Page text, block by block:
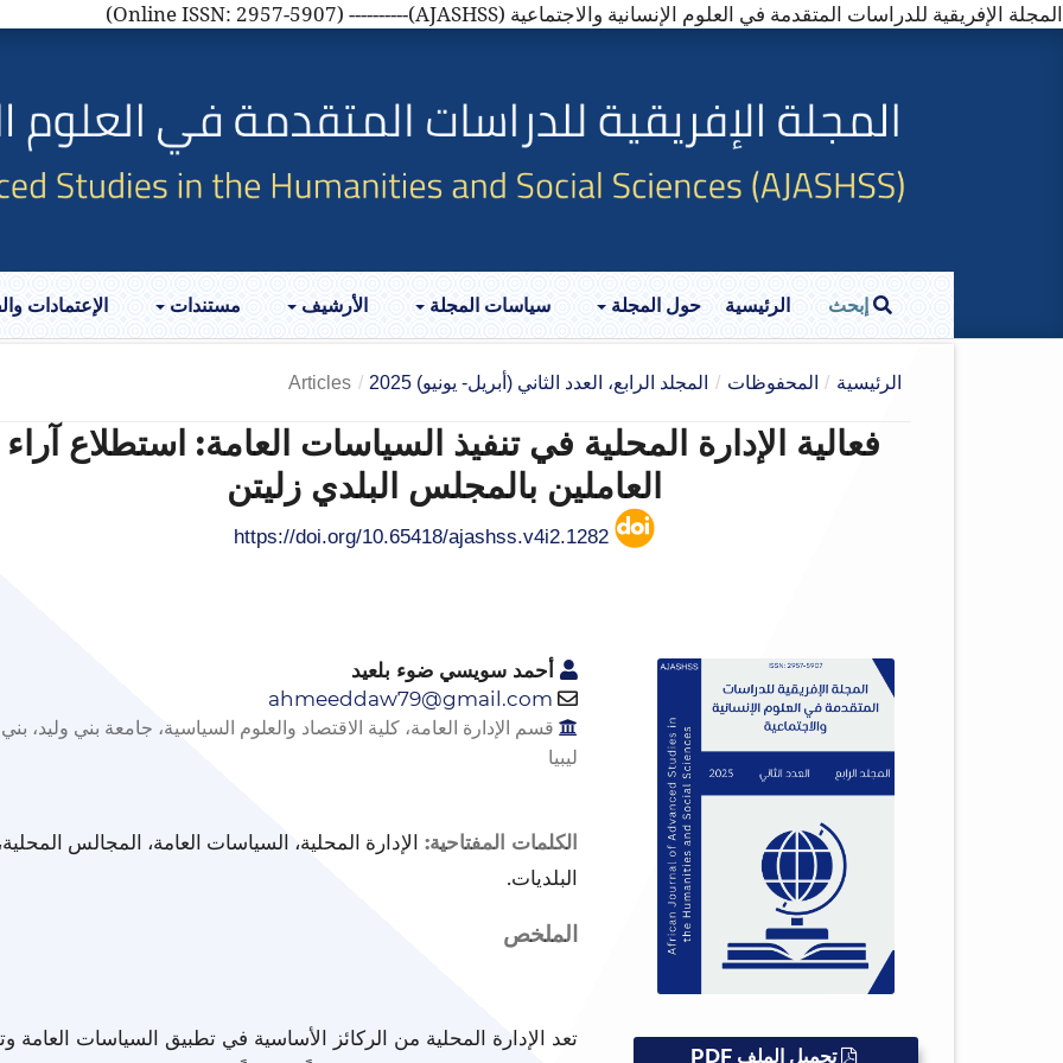
المجلة الإفريقية للدراسات المتقدمة في العلوم الإنسانية والاجتماعية (AJASHSS)---------- (Online ISSN: 2957-5907)
الرئيسية حول المجلة سياسات المجلة الأرشيف مستندات الإعتمادات إبحث
الرئيسية / المحفوظات / المجلد الرابع، العدد الثاني (أبريل- يونيو) 2025 /
Articles
فعالية الإدارة المحلية في تنفيذ السياسات العامة: استطلاع آراء
العاملين بالمجلس البلدي زليتن
https://doi.org/10.65418/ajashss.v4i2.1282
أحمد سويسي ضوء بلعيد
ahmeeddaw79@gmail.com
قسم الإدارة العامة، كلية الاقتصاد والعلوم السياسية، جامعة بني وليد، بني
ليبيا
الكلمات المفتاحية: الإدارة المحلية، السياسات العامة، المجالس
البلديات.
الملخص
تعد الإدارة المحلية من الركائز الأساسية في تطبيق السياسات العامة
تحميل الملف PDF